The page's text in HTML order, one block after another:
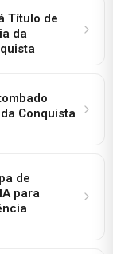
Título de
da
Conquista
de
para